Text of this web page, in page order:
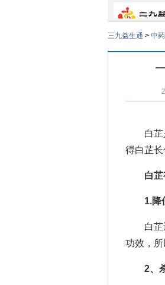
三九益生通 > 中
白芷是
得白芷长
白芷
1.降
白芷还
功效，所
2、杀